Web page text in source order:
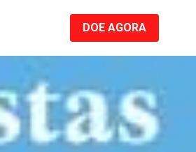
DOE AGORA